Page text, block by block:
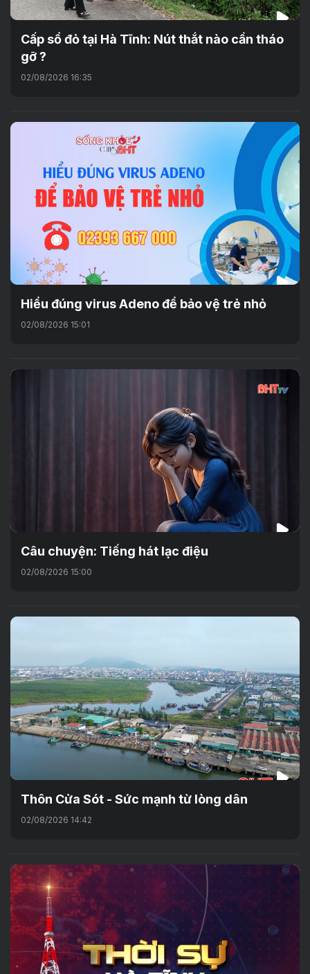
Cấp sổ đỏ tại Hà Tĩnh: Nút thắt nào cần tháo
gỡ ?
02/08/2026 16:35
Hiểu đúng virus Adeno để bảo vệ trẻ nhỏ
02/08/2026 15:01
Câu chuyện: Tiếng hát lạc điệu
02/08/2026 15:00
Thôn Cửa Sót - Sức mạnh từ lòng dân
02/08/2026 14:42